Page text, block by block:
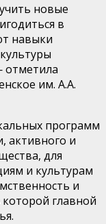
новые
в
навыки
им. А.А.
программ
активного и
для
и культурам
и
которой главной